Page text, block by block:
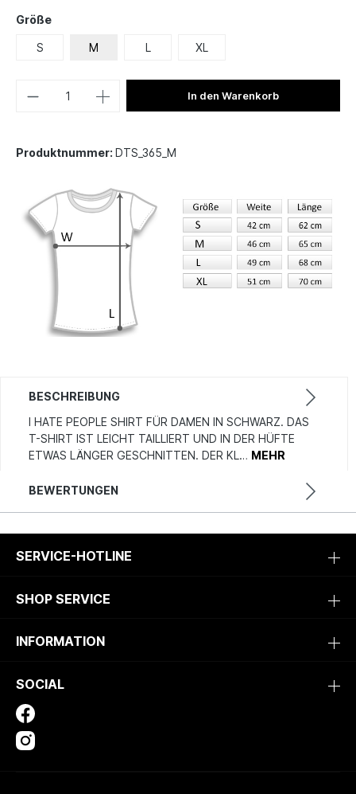
Größe
S M L XL
In den Warenkorb
Produktnummer: DTS_365_M
BESCHREIBUNG
I HATE PEOPLE SHIRT FÜR DAMEN IN SCHWARZ. DAS
T-SHIRT IST LEICHT TAILLIERT UND IN DER HÜFTE
ETWAS LÄNGER GESCHNITTEN. DER KL… MEHR
BEWERTUNGEN
SERVICE-HOTLINE
SHOP SERVICE
INFORMATION
SOCIAL